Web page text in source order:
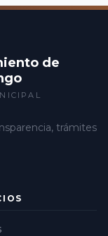
de
trámites